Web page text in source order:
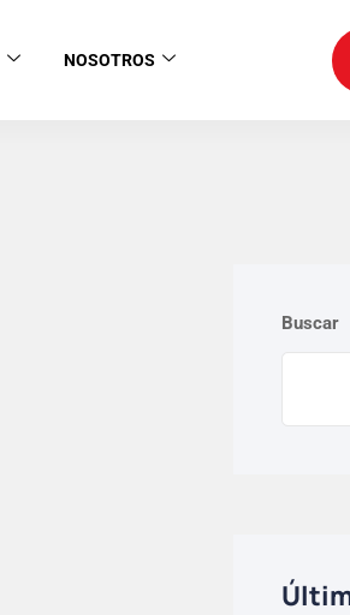
NOSOTROS
Buscar